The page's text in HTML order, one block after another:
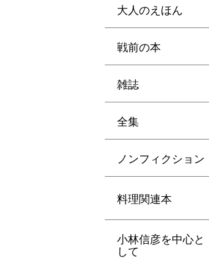
大人のえほん
戦前の本
雑誌
全集
ノンフィクション
料理関連本
小林信彦を中心と
して